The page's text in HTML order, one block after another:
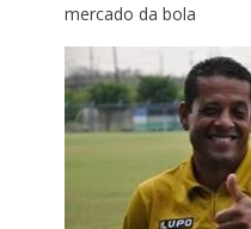
mercado da bola